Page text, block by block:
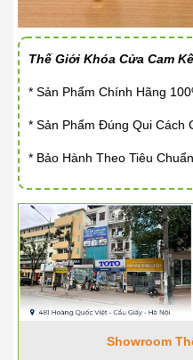
Thế Giới Khóa Cửa Cam
* Sản Phẩm Chính Hãng
* Sản Phẩm Đúng Qui Cách
* Bảo Hành Theo Tiêu
Showroom